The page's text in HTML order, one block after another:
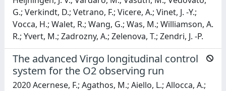
G.; Verkindt, D.; Vetrano, F.; Vicere, A.; Vinet, J. -Y.;
Vocca, H.; Walet, R.; Wang, G.; Was, M.; Williamson, A.
R.; Yvert, M.; Zadrozny, A.; Zelenova, T.; Zendri, J. -P.
The advanced Virgo longitudinal control
system for the O2 observing run
2020 Acernese, F.; Agathos, M.; Aiello, L.; Allocca, A.;